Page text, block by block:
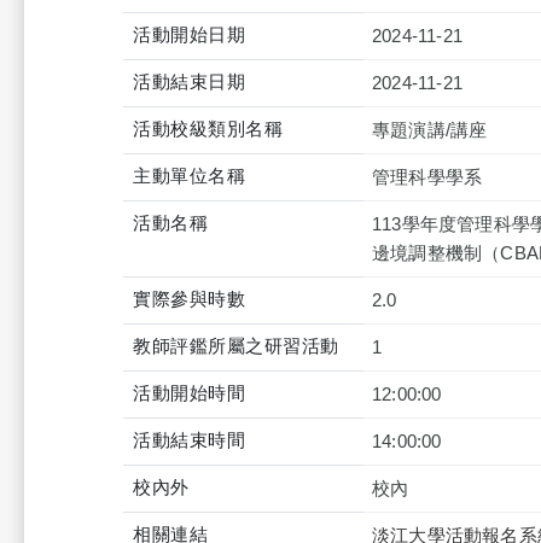
活動開始日期 2024-11-21
活動結束日期 2024-11-21
活動校級類別名稱 專題演講/講座
主動單位名稱 管理科學學系
活動名稱
113學年度管理科學
邊境調整機制（
實際參與時數 2.0
教師評鑑所屬之研習活動 1
活動開始時間 12:00:00
活動結束時間 14:00:00
校內外 校內
相關連結 淡江大學活動報名